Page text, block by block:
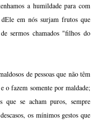
a humildade para com
em nós surjam frutos que
sermos chamados "filhos do
de pessoas que não têm
o fazem somente por maldade;
que se acham puros, sempre
os mínimos gestos que